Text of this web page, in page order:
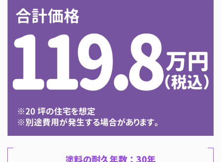
塗料の耐久年数：30年